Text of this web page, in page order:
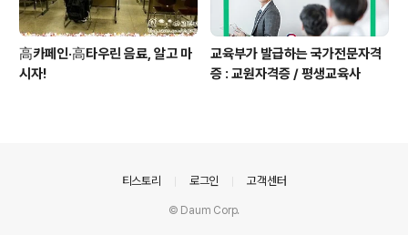
高카페인·高타우린 음료, 알고 마
시자!
교육부가 발급하는 국가전문자격
증 : 교원자격증 / 평생교육사
티스토리 로그인 고객센터
© Daum Corp.